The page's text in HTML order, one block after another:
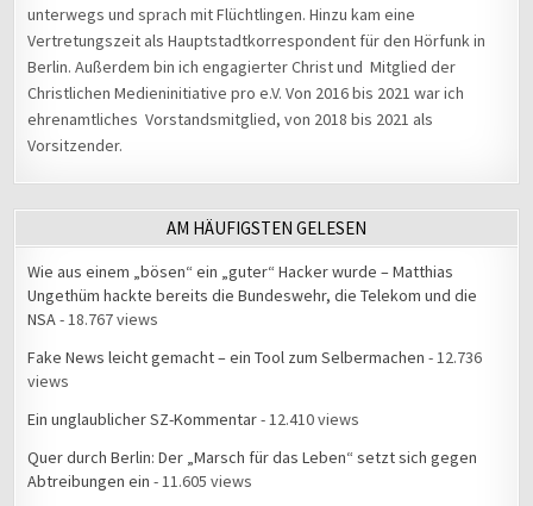
unterwegs und sprach mit Flüchtlingen. Hinzu kam eine
Vertretungszeit als Hauptstadtkorrespondent für den Hörfunk in
Berlin. Außerdem bin ich engagierter Christ und Mitglied der
Christlichen Medieninitiative pro e.V. Von 2016 bis 2021 war ich
ehrenamtliches Vorstandsmitglied, von 2018 bis 2021 als
Vorsitzender.
AM HÄUFIGSTEN GELESEN
Wie aus einem „bösen“ ein „guter“ Hacker wurde – Matthias
Ungethüm hackte bereits die Bundeswehr, die Telekom und die
NSA - 18.767 views
Fake News leicht gemacht – ein Tool zum Selbermachen - 12.736
views
Ein unglaublicher SZ-Kommentar- 12.410 views
Quer durch Berlin: Der „Marsch für das Leben“ setzt sich gegen
Abtreibungen ein - 11.605 views